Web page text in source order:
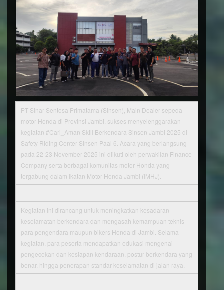
PT Sinar Sentosa Primatama (Sinsen), Main Dealer sepeda
motor Honda di Provinsi Jambi, sukses menyelenggarakan
kegiatan #Cari_Aman Skill Berkendara Sinsen Jambi 2025 di
Safety Riding Center Sinsen Paal 6. Acara yang berlangsung
pada 22-23 November 2025 ini diikuti oleh perwakilan Finance
Company serta berbagai komunitas motor Honda yang
tergabung dalam Ikatan Motor Honda Jambi (IMHJ).
Kegiatan ini dirancang untuk meningkatkan kesadaran
keselamatan berkendara dan mengasah kemampuan teknis
para pengendara maupun bikers Honda di Jambi. Selama
kegiatan, para peserta mendapatkan edukasi mengenai
pengecekan dan kesiapan kendaraan, postur berkendara yang
benar, hingga penerapan standar keselamatan di jalan raya.